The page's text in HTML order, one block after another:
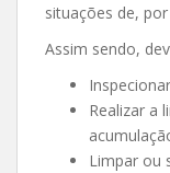
situações de,
Assim sendo,
Realizar a
Limpar ou